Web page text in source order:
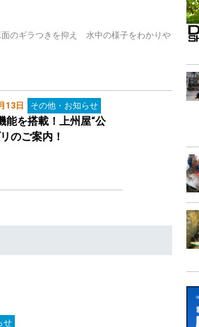
のギラつきを抑え 水中の様子をわかりや
13日 その他・お知らせ
能を搭載！上州屋“公
のご案内！
せ